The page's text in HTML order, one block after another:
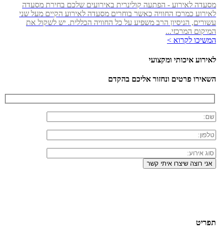
מסעדה לאירוע - הפתעה קולינרית באירועים שלכם בחירת מסעדה
לאירוע כמרכז החוויה כאשר בוחרים מסעדה לאירוע הקיים מעל שני
עשורים, הניסיון הרב משפיע על כל החוויה הכללית. יש לשקול את
המיקום המרכזי...
המשיכו לקרוא >
לאירוע איכותי ומקצועי
השאירו פרטים ונחזור אליכם בהקדם
תפריט